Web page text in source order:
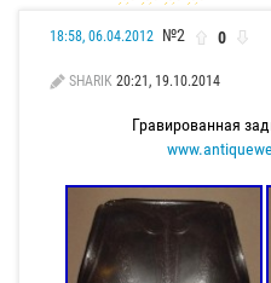
18:58, 06.04.2012 №2 0
SHARIK 20:21, 19.10.2014
Гравированная